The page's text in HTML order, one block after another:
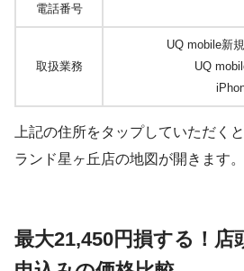
電話番号
取扱業務
UQ mobile新
UQ
上記の住所をタップしていただく
ランド星ヶ丘店の地図が開きます。
最大21,450円損する！店